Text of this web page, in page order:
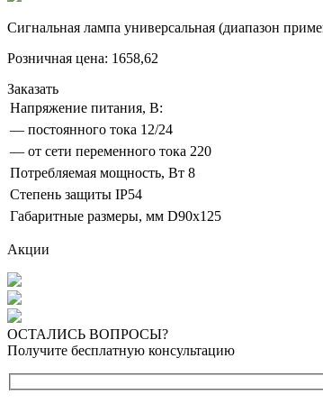
Сигнальная лампа универсальная (диапазон
Розничная цена: 1658,62
Заказать
Напряжение питания, B:
— постоянного тока 12/24
— от сети переменного тока 220
Потребляемая мощность, Вт 8
Степень защиты IP54
Габаритные размеры, мм D90х125
Акции
ОСТАЛИСЬ ВОПРОСЫ?
Получите бесплатную консультацию